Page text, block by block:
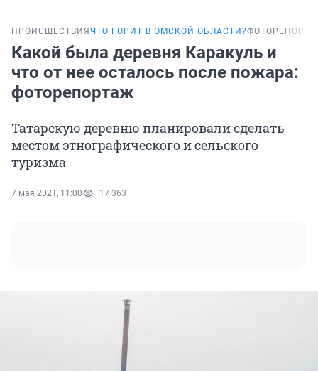
ПРОИСШЕСТВИЯ ЧТО ГОРИТ В ОМСКОЙ ОБЛАСТИ?
Какой была деревня Каракуль и
что от нее осталось после пожара:
фоторепортаж
Татарскую деревню планировали сделать
местом этнографического и сельского
туризма
7 мая 2021, 11:00 17 363